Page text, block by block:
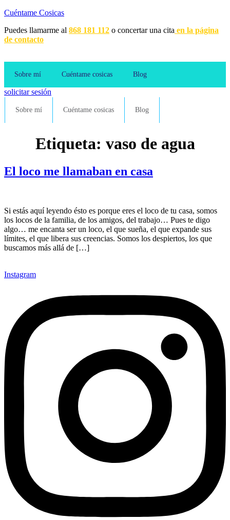
Cuéntame Cosicas
Puedes llamarme al 868 181 112 o concertar una cita en la página
de contacto
Sobre mí Cuéntame cosicas Blog
solicitar sesión
Sobre mí Cuéntame cosicas Blog
Etiqueta: vaso de agua
El loco me llamaban en casa
Si estás aquí leyendo ésto es porque eres el loco de tu casa, somos
los locos de la familia, de los amigos, del trabajo… Pues te digo
algo… me encanta ser un loco, el que sueña, el que expande sus
límites, el que libera sus creencias. Somos los despiertos, los que
buscamos más allá de […]
Instagram